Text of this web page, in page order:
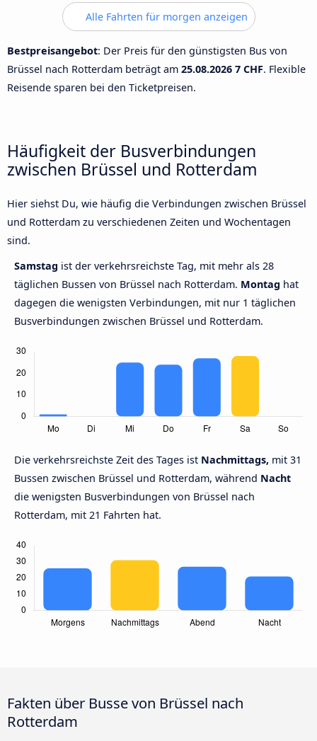
Alle Fahrten für morgen anzeigen
Bestpreisangebot: Der Preis für den günstigsten Bus von
Brüssel nach Rotterdam beträgt am 25.08.2026 7 CHF. Flexible
Reisende sparen bei den Ticketpreisen.
Häufigkeit der Busverbindungen
zwischen Brüssel und Rotterdam
Hier siehst Du, wie häufig die Verbindungen zwischen Brüssel
und Rotterdam zu verschiedenen Zeiten und Wochentagen
sind.
Samstag ist der verkehrsreichste Tag, mit mehr als 28
täglichen Bussen von Brüssel nach Rotterdam. Montag hat
dagegen die wenigsten Verbindungen, mit nur 1 täglichen
Busverbindungen zwischen Brüssel und Rotterdam.
Die verkehrsreichste Zeit des Tages ist Nachmittags, mit 31
Bussen zwischen Brüssel und Rotterdam, während Nacht
die wenigsten Busverbindungen von Brüssel nach
Rotterdam, mit 21 Fahrten hat.
Fakten über Busse von Brüssel nach
Rotterdam